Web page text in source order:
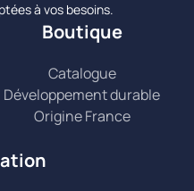
à vos besoins.
Boutique
Catalogue
Développement durable
Origine France